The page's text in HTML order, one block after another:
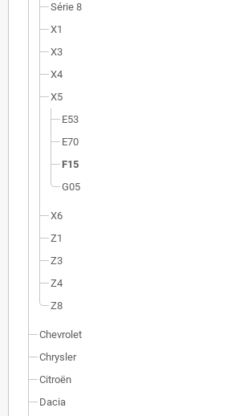
Série 8
X1
X3
X4
X5
E53
E70
F15
G05
X6
Z1
Z3
Z4
Z8
Chevrolet
Chrysler
Citroën
Dacia